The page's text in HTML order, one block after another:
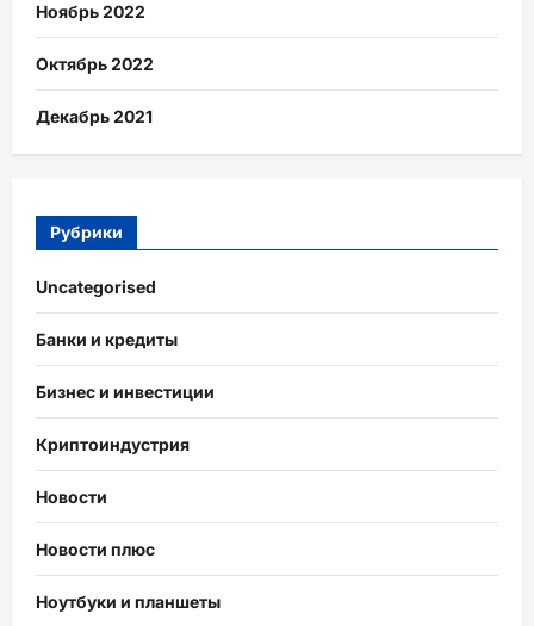
Ноябрь 2022
Октябрь 2022
Декабрь 2021
Рубрики
Uncategorised
Банки и кредиты
Бизнес и инвестиции
Криптоиндустрия
Новости
Новости плюс
Ноутбуки и планшеты